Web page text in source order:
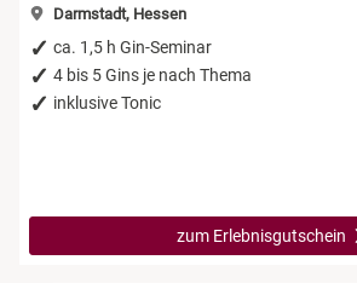
Darmstadt, Hessen
ca. 1,5 h Gin-Seminar
4 bis 5 Gins je nach Thema
inklusive Tonic
zum Erlebnisgutschein